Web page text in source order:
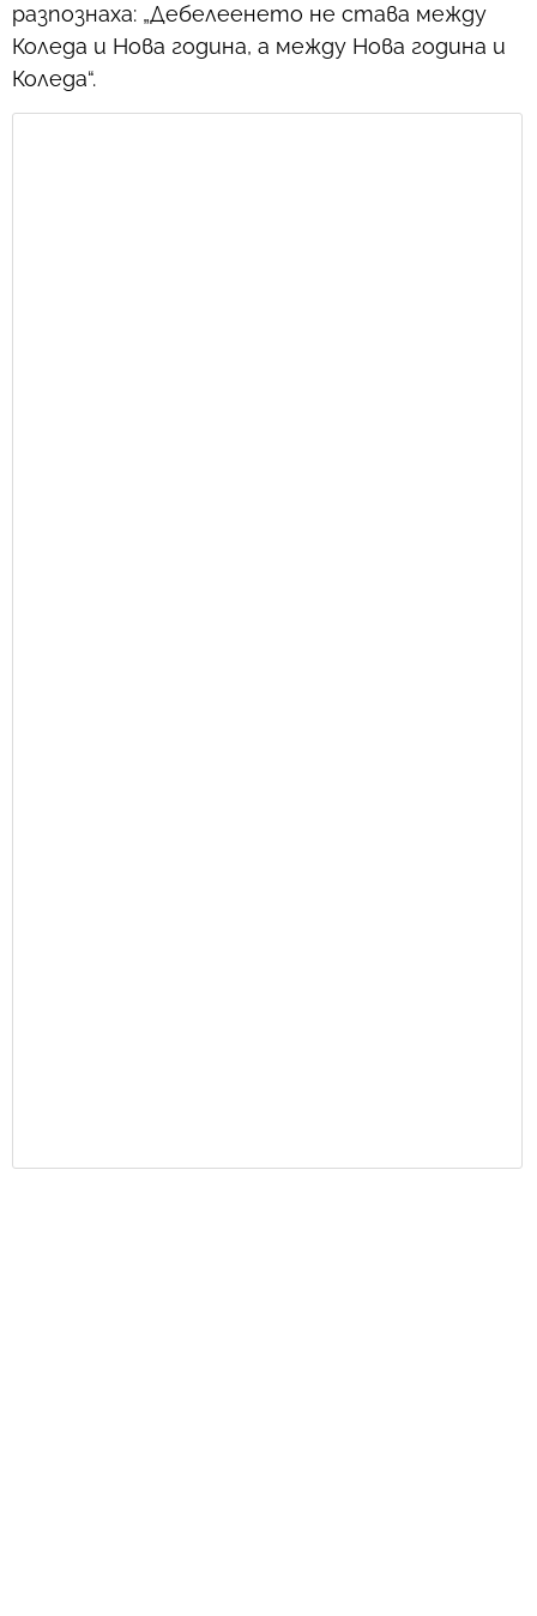
разпознаха: „Дебелеенето не става между
Коледа и Нова година, а между Нова година и
Коледа“.